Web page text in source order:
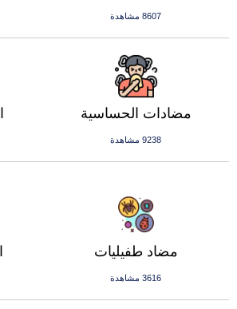
8607 مشاهدة
مضادات الحساسية
9238 مشاهدة
مضاد طفيليات
3616 مشاهدة